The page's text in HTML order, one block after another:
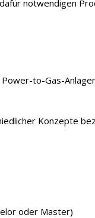
notwendigen
to-Gas-
Konzepte
oder Master)